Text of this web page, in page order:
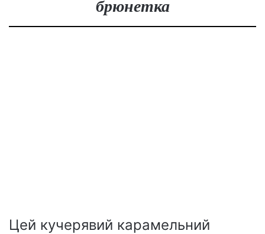
брюнетка
Цей кучерявий карамельний